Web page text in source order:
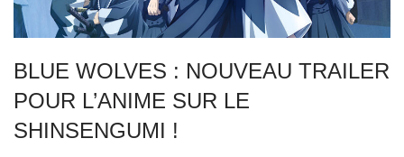
BLUE WOLVES : NOUVEAU TRAILER
POUR L’ANIME SUR LE
SHINSENGUMI !